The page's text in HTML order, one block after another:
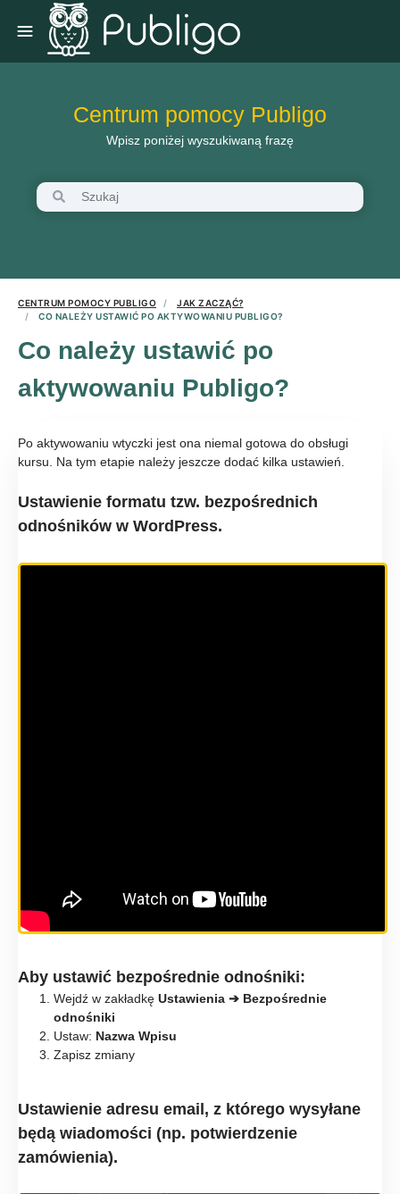
Centrum pomocy Publigo
Wpisz poniżej wyszukiwaną frazę
CENTRUM POMOCY PUBLIGO
JAK ZACZĄĆ?
CO NALEŻY USTAWIĆ PO AKTYWOWANIU PUBLIGO?
Co należy ustawić po
aktywowaniu Publigo?
Po aktywowaniu wtyczki jest ona niemal gotowa do obsługi
kursu. Na tym etapie należy jeszcze dodać kilka ustawień.
Ustawienie formatu tzw. bezpośrednich
odnośników w WordPress.
Aby ustawić bezpośrednie odnośniki:
Wejdź w zakładkę Ustawienia ➔ Bezpośrednie
odnośniki
Ustaw: Nazwa Wpisu
Zapisz zmiany
Ustawienie adresu email, z którego wysyłane
będą wiadomości (np. potwierdzenie
zamówienia).